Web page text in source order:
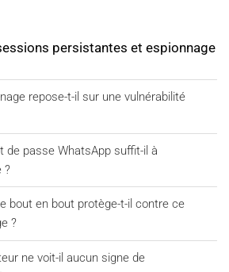
persistantes et espionnage
repose-t-il sur une vulnérabilité
de passe WhatsApp suffit-il à
?
bout en bout protège-t-il contre ce
?
ne voit-il aucun signe de